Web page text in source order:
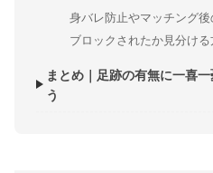
身バレ防止やマッチング
ブロックされたか見分け
まとめ｜足跡の有無に一喜
う